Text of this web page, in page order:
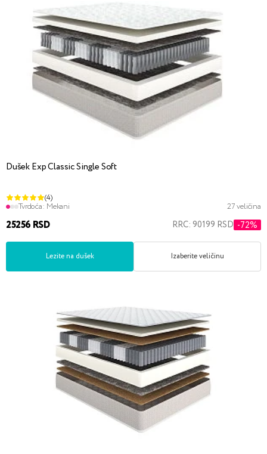
Dušek Exp Classic Single Soft
(4)
Tvrdoća: Mekani 27 veličina
25256 RSD RRC: 90199 RSD -72%
Lezite na dušek Izaberite veličinu